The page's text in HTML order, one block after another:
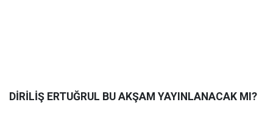
DİRİLİŞ ERTUĞRUL BU AKŞAM YAYINLANACAK MI?